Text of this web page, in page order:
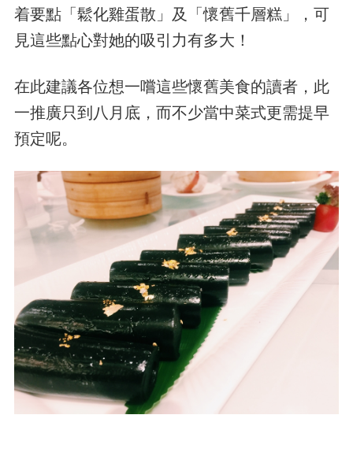
着要點「鬆化雞蛋散」及「懷舊千層糕」，可
見這些點心對她的吸引力有多大！
在此建議各位想一嚐這些懷舊美食的讀者，此
一推廣只到八月底，而不少當中菜式更需提早
預定呢。